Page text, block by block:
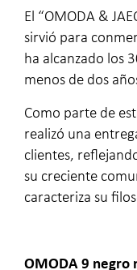
El “OMODA &
sirvió para
ha alcanzado los
menos de dos
Como parte de
realizó una
clientes,
su creciente
caracteriza su
OMODA 9 negro